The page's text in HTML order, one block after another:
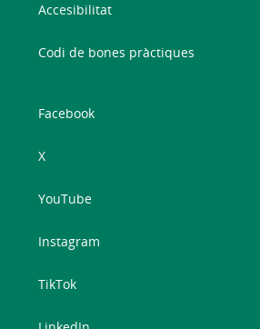
Accesibilitat
Codi de bones pràctiques
Facebook
X
YouTube
Instagram
TikTok